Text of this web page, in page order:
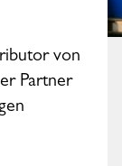
von
Partner